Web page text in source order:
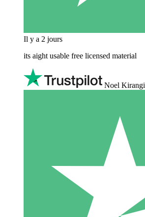
Il y a 2 jours
its aight usable free licensed material
Noel Kirangi